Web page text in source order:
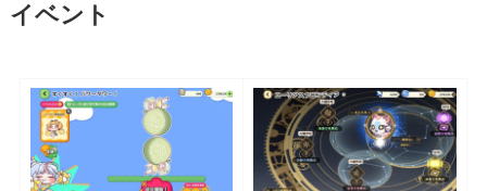
イベント